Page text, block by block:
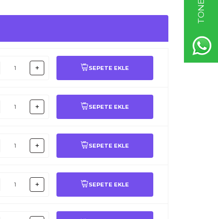
SEPETE EKLE
SEPETE EKLE
SEPETE EKLE
SEPETE EKLE